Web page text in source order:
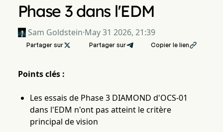
Phase 3 dans l'EDM
Sam Goldstein·May 31 2026, 21:39
Partager sur Partager sur Copier le lien
Points clés :
Les essais de Phase 3 DIAMOND d'OCS-01
dans l'EDM n'ont pas atteint le critère
principal de vision